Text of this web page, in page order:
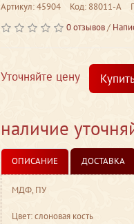
Артикул: 45904 Код: 88011-А
0 отзывов/
Уточняйте цену
наличие
ОПИСАНИЕ ДОСТАВКА
МДФ, ПУ
Цвет: слоновая кость